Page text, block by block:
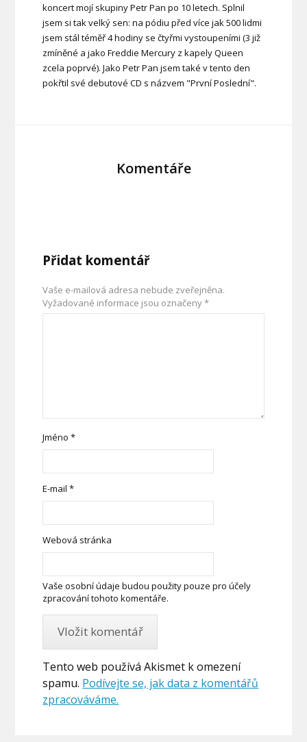
koncert mojí skupiny Petr Pan po 10 letech. Splnil
jsem si tak velký sen: na pódiu před více jak 500 lidmi
jsem stál téměř 4 hodiny se čtyřmi vystoupeními (3 již
zmíněné a jako Freddie Mercury z kapely Queen
zcela poprvé). Jako Petr Pan jsem také v tento den
pokřtil své debutové CD s názvem "První Poslední".
Komentáře
Přidat komentář
Vaše e-mailová adresa nebude zveřejněna.
Vyžadované informace jsou označeny*
Jméno*
E-mail*
Webová stránka
Vaše osobní údaje budou použity pouze pro účely
zpracování tohoto komentáře.
Tento web používá Akismet k omezení
spamu. Podívejte se, jak data z komentářů
zpracováváme.